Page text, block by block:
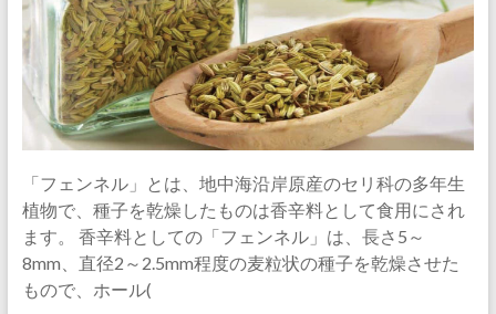
「フェンネル」とは、地中海沿岸原産のセリ科の多年生
植物で、種子を乾燥したものは香辛料として食用にされ
ます。 香辛料としての「フェンネル」は、長さ5～
8mm、直径2～2.5mm程度の麦粒状の種子を乾燥させた
もので、ホール(